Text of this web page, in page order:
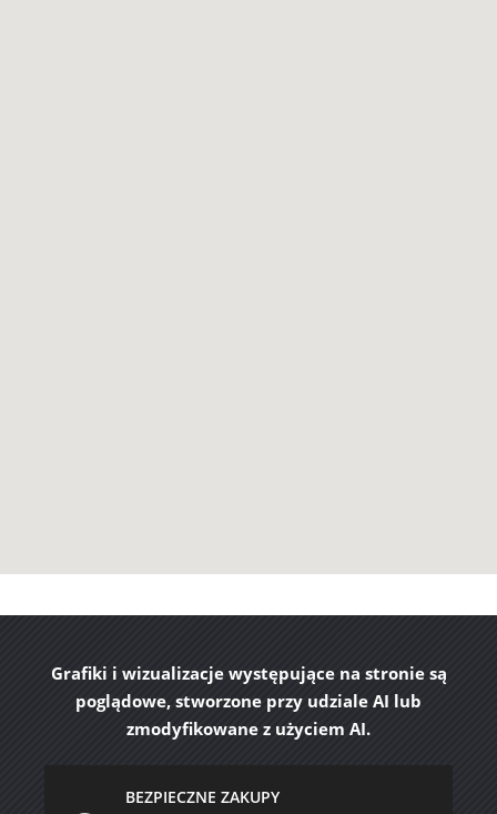
Grafiki i wizualizacje występujące na stronie są
poglądowe, stworzone przy udziale AI lub
zmodyfikowane z użyciem AI.
BEZPIECZNE ZAKUPY